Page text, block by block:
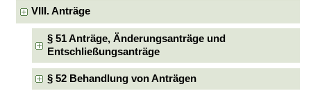
VIII. Anträge
§ 51 Anträge, Änderungsanträge und
Entschließungsanträge
§ 52 Behandlung von Anträgen